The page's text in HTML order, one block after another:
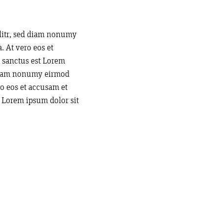
sed diam nonumy
At vero eos et
est Lorem
nonumy eirmod
eos et accusam et
Lorem ipsum dolor sit